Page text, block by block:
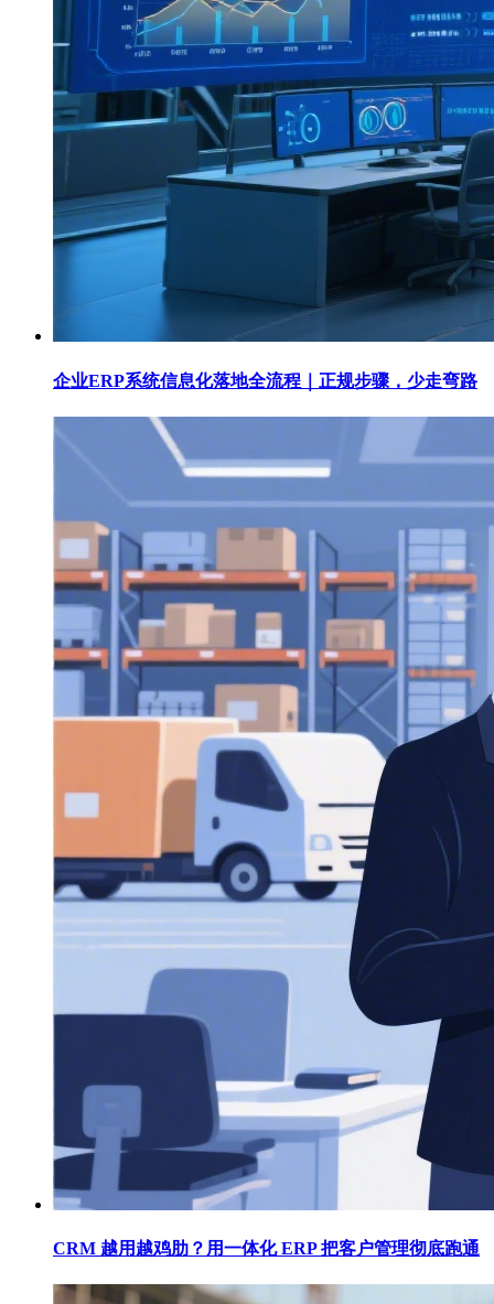
企业ERP系统信息化落地全流程｜正规步骤，少走弯路
CRM 越用越鸡肋？用一体化 ERP 把客户管理彻底跑通